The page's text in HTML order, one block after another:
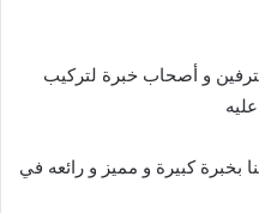
و أصحاب خبرة لتركيب
بخبرة كبيرة و مميز و رائعه في